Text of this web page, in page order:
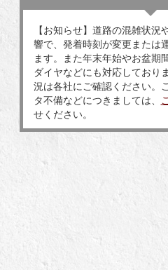
【お知らせ】道路の混雑状況
響で、発着時刻が変更または
ます。また年末年始やお盆期
ダイヤなどにも対応しており
況は各社にご確認ください。
タ不備などにつきましては、
せください。